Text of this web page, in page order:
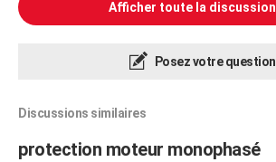
Afficher toute la discussion
Posez votre question
Discussions similaires
protection moteur monophasé